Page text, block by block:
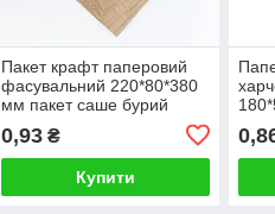
Пакет крафт паперовий
фасувальний 220*80*380
мм пакет саше бурий
0,93₴
Купити